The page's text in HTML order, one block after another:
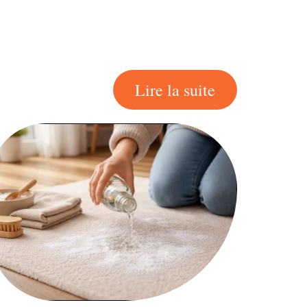
Lire la suite